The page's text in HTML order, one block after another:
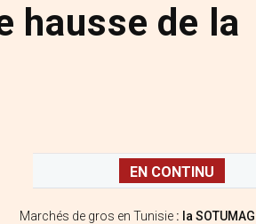
hausse de la
EN CONTINU
Marchés de gros en Tunisie : la